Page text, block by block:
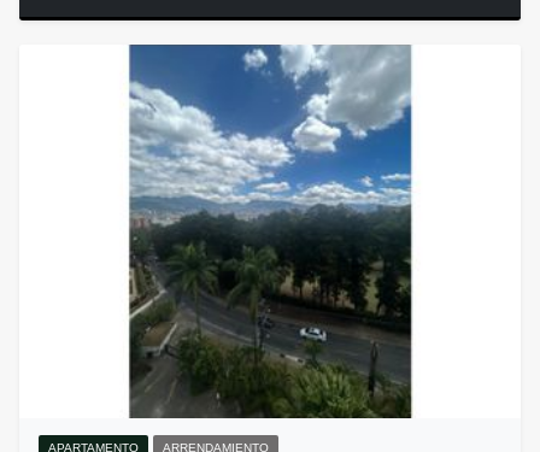
APARTAMENTO ARRENDAMIENTO